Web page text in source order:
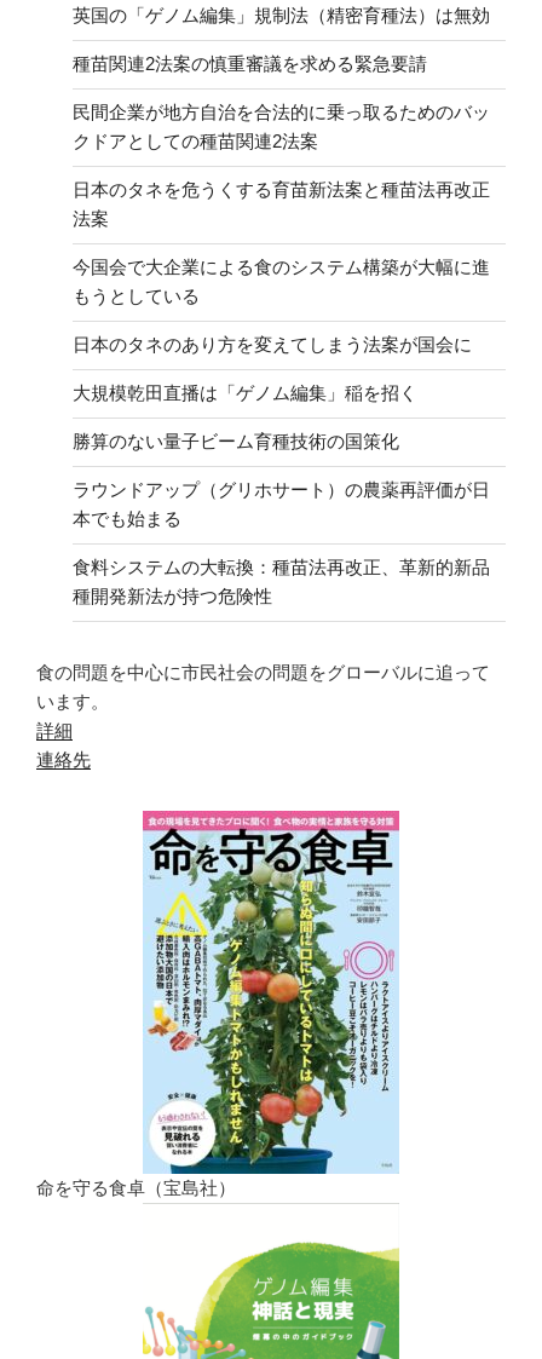
英国の「ゲノム編集」規制法（精密育種法）は無効
種苗関連2法案の慎重審議を求める緊急要請
民間企業が地方自治を合法的に乗っ取るためのバッ
クドアとしての種苗関連2法案
日本のタネを危うくする育苗新法案と種苗法再改正
法案
今国会で大企業による食のシステム構築が大幅に進
もうとしている
日本のタネのあり方を変えてしまう法案が国会に
大規模乾田直播は「ゲノム編集」稲を招く
勝算のない量子ビーム育種技術の国策化
ラウンドアップ（グリホサート）の農薬再評価が日
本でも始まる
食料システムの大転換：種苗法再改正、革新的新品
種開発新法が持つ危険性
食の問題を中心に市民社会の問題をグローバルに追って
います。
詳細
連絡先
命を守る食卓（宝島社）